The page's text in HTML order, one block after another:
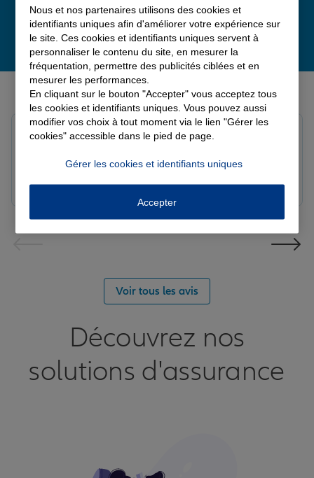
Derniers avis de nos agences Allianz
Yori A.
Voir tous les avis
Découvrez nos
solutions d'assurance
Nous et nos partenaires utilisons des cookies et
identifiants uniques afin d'améliorer votre expérience sur
le site. Ces cookies et identifiants uniques servent à
personnaliser le contenu du site, en mesurer la
fréquentation, permettre des publicités ciblées et en
mesurer les performances.
En cliquant sur le bouton "Accepter" vous acceptez tous
les cookies et identifiants uniques. Vous pouvez aussi
modifier vos choix à tout moment via le lien "Gérer les
cookies" accessible dans le pied de page.
Gérer les cookies et identifiants uniques
Accepter